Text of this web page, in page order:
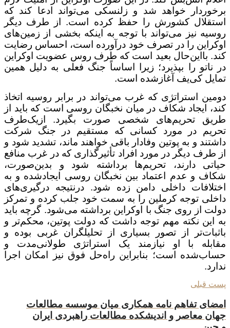
برخوردار خواهد شد و زلنسکی می‌تواند ادعا کند که
استقلال کشورش را حفظ کرده است. از طرف دیگر
روسیه نیز می‌تواند با توجه به اینکه بخشی از زمین‌های
اوکراین را در تصرف خود درآورده است، احساس رضایت
کند. بااین‌حال بعید است که طرف روس عضویت اوکراین
در ناتو را بپذیرد؛ زیرا اساساً جنگ فعلی به دلیل همین
تمایل کی‌یف آغازشده است.
دومین استراتژی که غرب می‌تواند در برابر روسیه اتخاذ
کند، ایجاد شکاف در میان نخبگان روسی است که باید از
طریق تحریم‌های شخصی صورت بگیرد. ازیک‌طرف
تحریم در مورد کسانی که مستقیم در جنگ شرکت
داشتند و به پوتین وفادار باقی خواهند ماند، تشدید شود و
از طرف دیگر در مورد افراد تأثیرگذاری که در غرب منافع
حیاتی دارند، تحریم‌ها برداشته شود و بدین‌صورت،
شکاف و عدم اعتماد بین نخبگان روسی ایجادشده و به
اختلافات داخلی دامن زده شود. درنتیجه درگیری‌های
داخلی توجه کرملین را به سمت خود جلب کرده و تمرکز
دولت از روی جنگ با اوکراین برداشته می‌شود. گرچه باید
به این نکته مهم توجه داشت که دولت پوتین، محکم‌تر و
باثبات‌تر از تصور بسیاری از تحلیلگران غربی بوده و
مقابله با او نیازمند یک استراتژی طولانی‌مدت و
حساب‌شده است؛ بنابراین راه‌حل فوق نیز امکان اجرا
ندارد.
پست قبلی
امضای تفاهم نامه همکاری میان موسسه مطالعات
جهان معاصر و اندیشکده مطالعات راهبردی ایران